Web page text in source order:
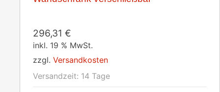
296,31 €
inkl. 19 % MwSt.
zzgl. Versandkosten
Versandzeit: 14 Tage